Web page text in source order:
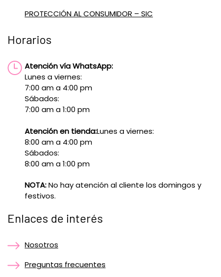
PROTECCIÓN AL CONSUMIDOR – SIC
Horarios
Atención vía WhatsApp:
Lunes a viernes:
7:00 am a 4:00 pm
Sábados:
7:00 am a 1:00 pm
Atención en tienda:Lunes a viernes:
8:00 am a 4:00 pm
Sábados:
8:00 am a 1:00 pm
NOTA:No hay atención al cliente los domingos y
festivos.
Enlaces de interés
Nosotros
Preguntas frecuentes